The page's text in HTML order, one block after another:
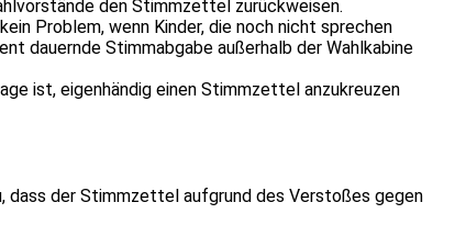
den Stimmzettel zurückweisen.
Problem, wenn Kinder, die noch nicht sprechen
dauernde Stimmabgabe außerhalb der Wahlkabine
ist, eigenhändig einen Stimmzettel anzukreuzen
dass der Stimmzettel aufgrund des Verstoßes gegen